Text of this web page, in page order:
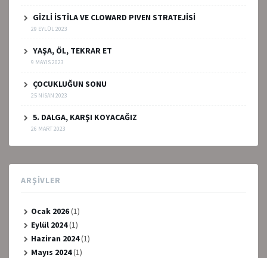
GİZLİ İSTİLA VE CLOWARD PIVEN STRATEJİSİ
29 EYLÜL 2023
YAŞA, ÖL, TEKRAR ET
9 MAYIS 2023
ÇOCUKLUĞUN SONU
25 NISAN 2023
5. DALGA, KARŞI KOYACAĞIZ
26 MART 2023
ARŞIVLER
Ocak 2026(1)
Eylül 2024(1)
Haziran 2024(1)
Mayıs 2024(1)